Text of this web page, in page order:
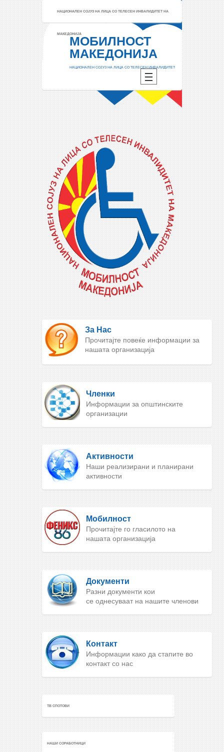
НАЦИОНАЛЕН СОЈУЗ НА ЛИЦА СО ТЕЛЕСЕН ИНВАЛИДИТЕТ НА
МАКЕДОНИЈА
МОБИЛНОСТ
МАКЕДОНИЈА
НАЦИОНАЛЕН СОЈУЗ НА ЛИЦА СО ТЕЛЕСЕН ИНВАЛИДИТЕТ
За Нас
Прочитајте повеќе информации за
нашата организација
Членки
Информации за општинските
организации
Активности
Наши реализирани и планирани
активности
Мобилност
Прочитајте го гласилото на
нашата организација
Документи
Разни документи кои
се однесуваат на нашите членови
Контакт
Информации како да стапите во
контакт со нас
ТВ СПОТОВИ
НАШИ СОРАБОТНИЦИ